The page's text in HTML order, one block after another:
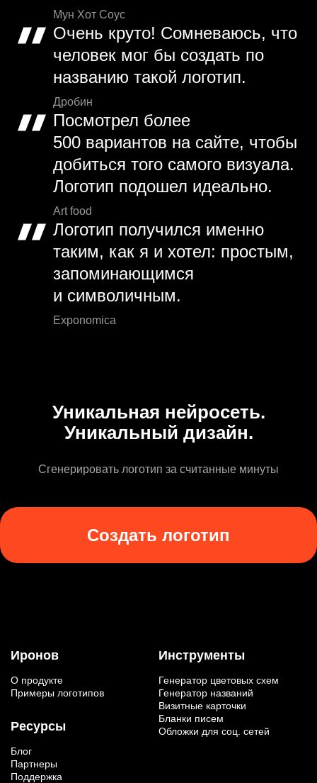
Мун Хот Соус
Очень круто! Сомневаюсь, что
человек мог бы создать по
названию такой логотип.
Дробин
Посмотрел более
500 вариантов на сайте, чтобы
добиться того самого визуала.
Логотип подошел идеально.
Art food
Логотип получился именно
таким, как я и хотел: простым,
запоминающимся
и символичным.
Exponomica
Уникальная нейросеть.
Уникальный дизайн.
Сгенерировать логотип за считанные минуты
Создать логотип
Иронов
О продукте
Примеры логотипов
Ресурсы
Блог
Партнеры
Поддержка
Инструменты
Генератор цветовых схем
Генератор названий
Визитные карточки
Бланки писем
Обложки для соц. сетей